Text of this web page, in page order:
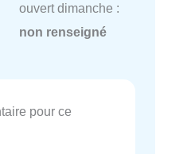
ouvert dimanche :
non renseigné
pour ce